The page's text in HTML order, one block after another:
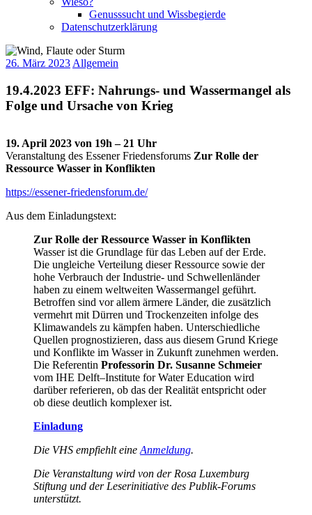
Genusssucht und Wissbegierde
Datenschutzerklärung
26. März 2023 Allgemein
19.4.2023 EFF: Nahrungs- und Wassermangel als
Folge und Ursache von Krieg
19. April 2023 von 19h – 21 Uhr
Veranstaltung des Essener Friedensforums Zur Rolle der
Ressource Wasser in Konflikten
https://essener-friedensforum.de/
Aus dem Einladungstext:
Zur Rolle der Ressource Wasser in Konflikten
Wasser ist die Grundlage für das Leben auf der Erde.
Die ungleiche Verteilung dieser Ressource sowie der
hohe Verbrauch der Industrie- und Schwellenländer
haben zu einem weltweiten Wassermangel geführt.
Betroffen sind vor allem ärmere Länder, die zusätzlich
vermehrt mit Dürren und Trockenzeiten infolge des
Klimawandels zu kämpfen haben. Unterschiedliche
Quellen prognostizieren, dass aus diesem Grund Kriege
und Konflikte im Wasser in Zukunft zunehmen werden.
Die Referentin Professorin Dr. Susanne Schmeier
vom IHE Delft–Institute for Water Education wird
darüber referieren, ob das der Realität entspricht oder
ob diese deutlich komplexer ist.
Einladung
Die VHS empfiehlt eineAnmeldung.
Die Veranstaltung wird von der Rosa Luxemburg
Stiftung und der Leserinitiative des Publik-Forums
unterstützt.